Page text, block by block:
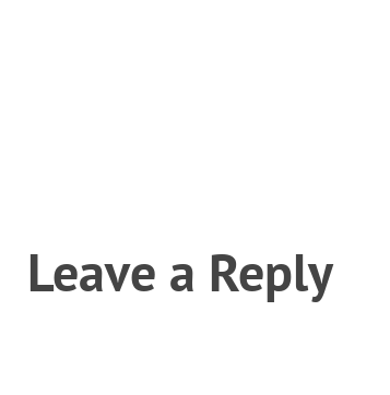
Leave a Reply